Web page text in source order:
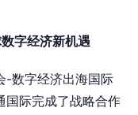
字经济新机遇
-数字经济出海国际
国际完成了战略合作